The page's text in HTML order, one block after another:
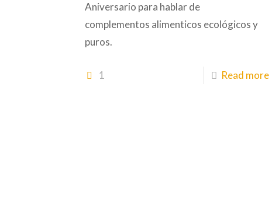
Aniversario para hablar de
complementos alimenticos ecológicos y
puros.
1 Read more